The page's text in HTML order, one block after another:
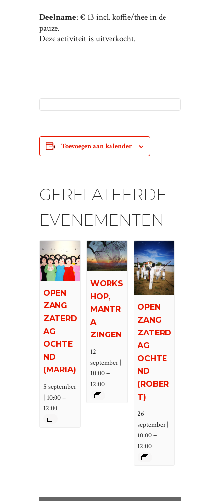
Deelname: € 13 incl. koffie/thee in de
pauze.
Deze activiteit is uitverkocht.
Toevoegen aan kalender
GERELATEERDE
EVENEMENTEN
OPEN
ZANG
ZATERD
AG
OCHTE
ND
(MARIA)
5 september
| 10:00–
12:00
WORKS
HOP,
MANTR
A
ZINGEN
12
september |
10:00–
12:00
OPEN
ZANG
ZATERD
AG
OCHTE
ND
(ROBER
T)
26
september |
10:00–
12:00